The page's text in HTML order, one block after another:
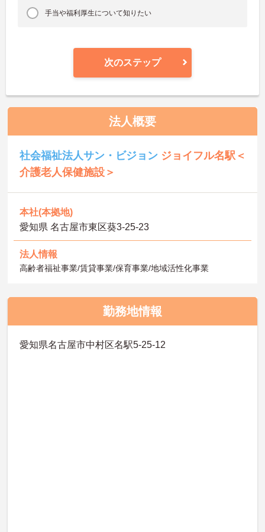
手当や福利厚生について知りたい
次のステップ
法人概要
社会福祉法人サン・ビジョン ジョイフル名駅＜
介護老人保健施設＞
本社(本拠地)
愛知県 名古屋市東区葵3-25-23
法人情報
高齢者福祉事業/賃貸事業/保育事業/地域活性化事業
勤務地情報
愛知県名古屋市中村区名駅5-25-12